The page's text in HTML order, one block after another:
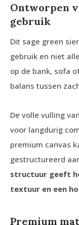
Ontworpen
gebruik
Dit sage green
gebruik en niet
op de bank, sofa
balans tussen
De volle vulling
voor langdurig
premium canvas
gestructureerd
structuur geeft
textuur en een
Premium